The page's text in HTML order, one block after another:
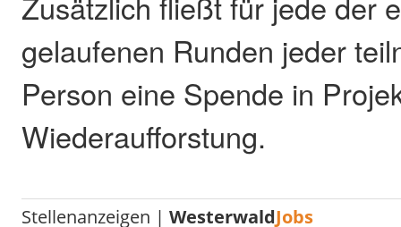
gelaufenen Runden jeder
Person eine Spende in
Wiederaufforstung.
Stellenanzeigen |WesterwaldJobs